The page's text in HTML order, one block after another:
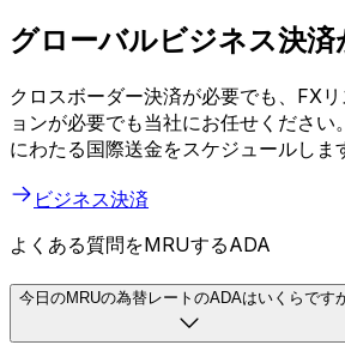
グローバルビジネス決済
クロスボーダー決済が必要でも、FX
ョンが必要でも当社にお任せくださ
にわたる国際送金をスケジュールしま
ビジネス決済
よくある質問をMRUするADA
今日のMRUの為替レートのADAはいくらです